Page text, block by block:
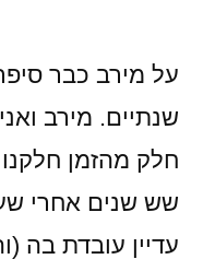
על מירב כבר
שנתיים. מירב
חלק מהזמן
שש שנים אחרי
עדיין עובדת בה